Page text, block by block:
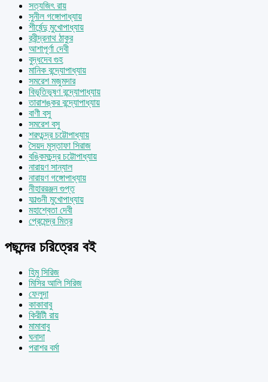
সত্যজিৎ রায়
সুনীল গঙ্গোপাধ্যায়
শীর্ষেন্দু মুখোপাধ্যায়
রবীন্দ্রনাথ ঠাকুর
আশাপূর্ণা দেবী
বুদ্ধদেব গুহ
মানিক বন্দ্যোপাধ্যায়
সমরেশ মজুমদার
বিভূতিভূষণ বন্দ্যোপাধ্যায়
তারাশঙ্কর বন্দ্যোপাধ্যায়
বাণী বসু
সমরেশ বসু
শরৎচন্দ্র চট্টোপাধ্যায়
সৈয়দ মুস্তাফা সিরাজ
বঙ্কিমচন্দ্র চট্টোপাধ্যায়
নারায়ণ সান্যাল
নারায়ণ গঙ্গোপাধ্যায়
নীহাররঞ্জন গুপ্ত
ফাল্গুনী মুখোপাধ্যায়
মহাশ্বেতা দেবী
প্রেমেন্দ্র মিত্র
পছন্দের চরিত্রের বই
হিমু সিরিজ
মিসির আলি সিরিজ
ফেলুদা
কাকাবাবু
কিরীটী রায়
মামাবাবু
ঘনাদা
পরাশর বর্মা